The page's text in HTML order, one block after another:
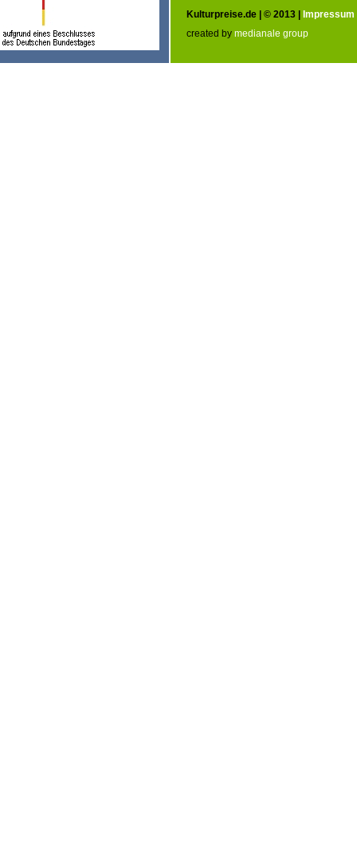
Kulturpreise.de | © 2013 | Impressum
created by medianale group